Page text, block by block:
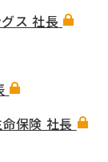
ス 社長
保険 社長